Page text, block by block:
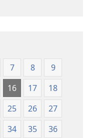
Ụwa
Ọhụrụ
nke
Akwụkwọ
Nsọ
(Nke
Mkpo
7 8
9
16 17
18
25 26
27
34 35
36